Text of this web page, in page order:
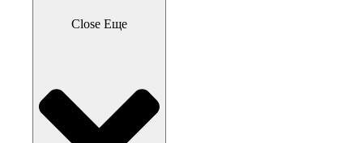
Close Еще